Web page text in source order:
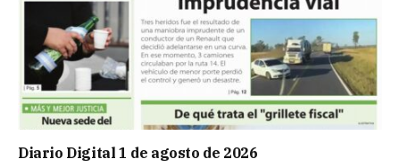
Diario Digital 1 de agosto de 2026